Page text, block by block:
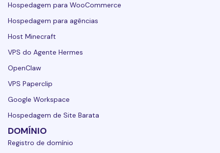
Hospedagem para WooCommerce
Hospedagem para agências
Host Minecraft
VPS do Agente Hermes
OpenClaw
VPS Paperclip
Google Workspace
Hospedagem de Site Barata
DOMÍNIO
Registro de domínio